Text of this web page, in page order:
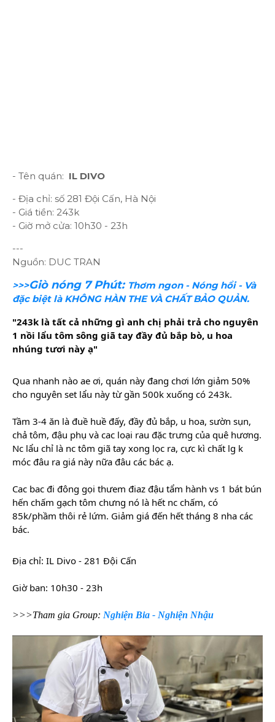
- Tên quán: IL DIVO
- Địa chỉ: số 281 Đội Cấn, Hà Nội
- Giá tiền: 243k
- Giờ mở cửa: 10h30 - 23h
---
Nguồn: DUC TRAN
>>>Giò nóng 7 Phút: Thơm ngon - Nóng hổi - Và
đặc biệt là KHÔNG HÀN THE VÀ CHẤT BẢO QUẢN.
"243k là tất cả những gì anh chị phải trả cho nguyên
1 nồi lẩu tôm sông giã tay đầy đủ bắp bò, u hoa
nhúng tươi này ạ"
Qua nhanh nào ae ơi, quán này đang chơi lớn giảm 50%
cho nguyên set lẩu này từ gần 500k xuống có 243k.
Tầm 3-4 ăn là đuề huề đấy, đầy đủ bắp, u hoa, sườn sụn,
chả tôm, đậu phụ và cac loại rau đặc trưng của quê hương.
Nc lẩu chỉ là nc tôm giã tay xong lọc ra, cực kì chất lg k
móc đâu ra giá này nữa đâu các bác ạ.
Cac bac đi đông gọi thưem điaz đậu tẩm hành vs 1 bát bún
hến chấm gạch tôm chưng nó là hết nc chấm, có
85k/phầm thôi rẻ lứm. Giảm giá đến hết tháng 8 nha các
bác.
Địa chỉ: IL Divo - 281 Đội Cấn
Giờ ban: 10h30 - 23h
>>>Tham gia Group: Nghiện Bia - Nghiện Nhậu